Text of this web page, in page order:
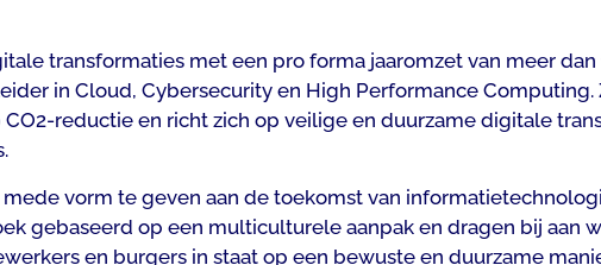
transformaties met een pro forma jaaromzet van meer dan
in Cloud, Cybersecurity en High Performance
reductie en richt zich op veilige en duurzame digitale
mede vorm te geven aan de toekomst van
gebaseerd op een multiculturele aanpak en dragen bij
en burgers in staat op een bewuste en duurzame